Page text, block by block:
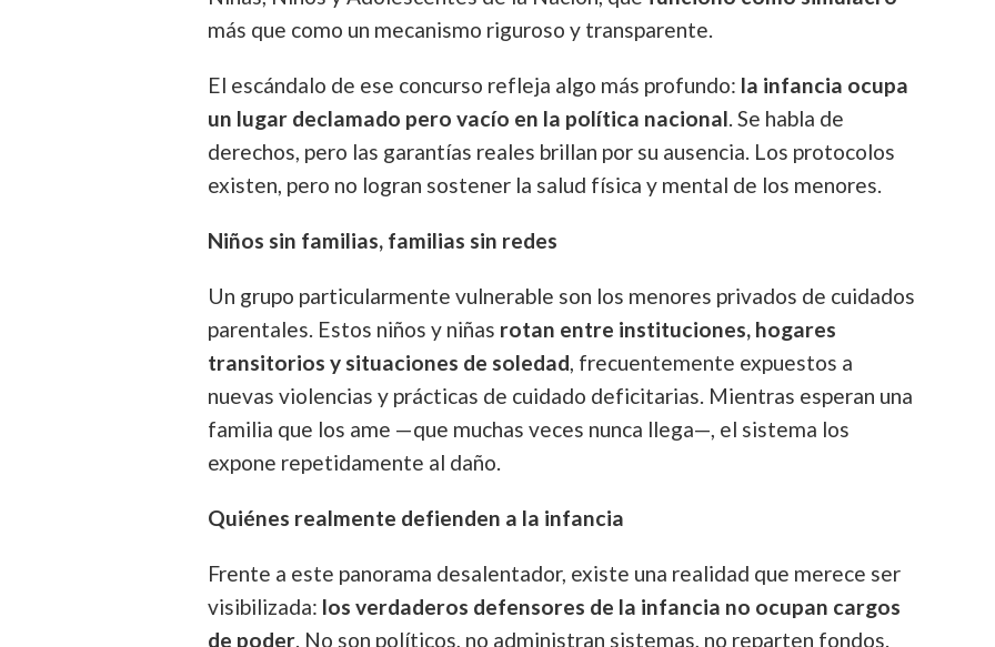
más que como un mecanismo riguroso y transparente.
El escándalo de ese concurso refleja algo más profundo: la infancia ocupa
un lugar declamado pero vacío en la política nacional. Se habla de
derechos, pero las garantías reales brillan por su ausencia. Los protocolos
existen, pero no logran sostener la salud física y mental de los menores.
Niños sin familias, familias sin redes
Un grupo particularmente vulnerable son los menores privados de cuidados
parentales. Estos niños y niñas rotan entre instituciones, hogares
transitorios y situaciones de soledad, frecuentemente expuestos a
nuevas violencias y prácticas de cuidado deficitarias. Mientras esperan una
familia que los ame —que muchas veces nunca llega—, el sistema los
expone repetidamente al daño.
Quiénes realmente defienden a la infancia
Frente a este panorama desalentador, existe una realidad que merece ser
visibilizada: los verdaderos defensores de la infancia no ocupan cargos
de poder. No son políticos, no administran sistemas, no reparten fondos.